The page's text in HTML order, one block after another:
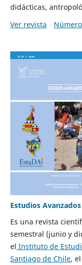
didácticas,
Ver revista
Estudios Avanzados
Es una revista
semestral (junio y
el Instituto de
Santiago de Chile,